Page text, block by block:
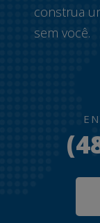
construa
sem você.